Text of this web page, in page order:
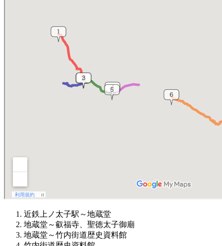
近鉄上ノ太子駅～地蔵堂
地蔵堂～叡福寺、聖徳太子御廟
地蔵堂～竹内街道歴史資料館